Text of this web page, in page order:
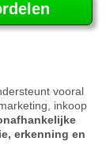
vooral
inkoop
erkenning en